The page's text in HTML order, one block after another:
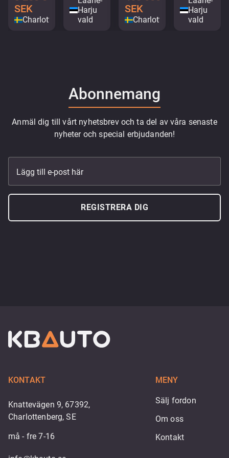
SEK
Charlottenberg
Harju
vald
SEK
Charlottenberg
Harju
vald
Abonnemang
Anmäl dig till vårt nyhetsbrev och ta del av våra senaste
nyheter och special erbjudanden!
Lägg till e-post här
REGISTRERA DIG
KONTAKT
Knattevägen 9, 67392,
Charlottenberg, SE
må - fre 7-16
MENY
Sälj fordon
Om oss
Kontakt